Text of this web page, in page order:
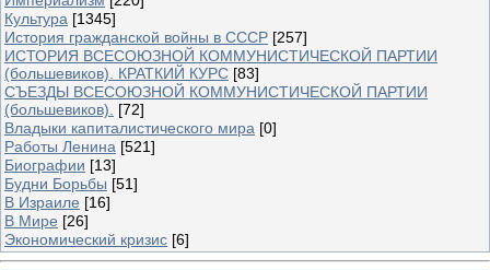
Культура [1345]
История гражданской войны в СССР [257]
ИСТОРИЯ ВСЕСОЮЗНОЙ КОММУНИСТИЧЕСКОЙ ПАРТИИ
(большевиков). КРАТКИЙ КУРС [83]
СЪЕЗДЫ ВСЕСОЮЗНОЙ КОММУНИСТИЧЕСКОЙ ПАРТИИ
(большевиков).
[72]
Владыки капиталистического мира [0]
Работы Ленина [521]
Биографии [13]
Будни Борьбы [51]
В Израиле [16]
В Мире [26]
Экономический кризис [6]